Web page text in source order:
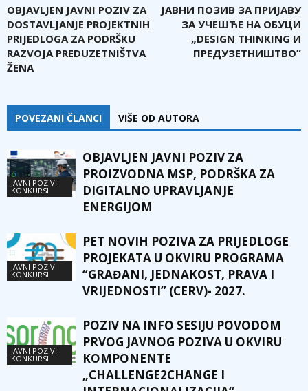
OBJAVLJEN JAVNI POZIV ZA
DOSTAVLJANJE PROJEKTNIH
PRIJEDLOGA ZA PODRŠKU
RAZVOJA PREDUZETNIŠTVA
ŽENA
ЈАВНИ ПОЗИВ ЗА ПРИЈАВУ
ЗА УЧЕШЋЕ НА ОБУЦИ
„DESIGN THINKING И
ПРЕДУЗЕТНИШТВО”
POVEZANI ČLANCI VIŠE OD AUTORA
JAVNI POZIVI I
KONKURSI
OBJAVLJEN JAVNI POZIV ZA
PROIZVODNA MSP, PODRŠKA ZA
DIGITALNO UPRAVLJANJE
ENERGIJOM
JAVNI POZIVI I
KONKURSI
PET NOVIH POZIVA ZA PRIJEDLOGE
PROJEKATA U OKVIRU PROGRAMA
“GRAĐANI, JEDNAKOST, PRAVA I
VRIJEDNOSTI” (CERV)- 2027.
JAVNI POZIVI I
KONKURSI
POZIV NA INFO SESIJU POVODOM
PRVOG JAVNOG POZIVA U OKVIRU
KOMPONENTE
„CHALLENGE2CHANGE I